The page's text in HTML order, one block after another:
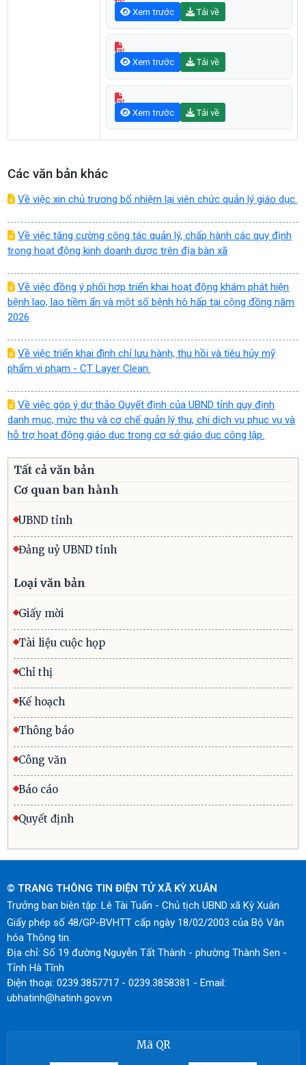
Xem trước Tải về
Xem trước Tải về
Xem trước Tải về
Các văn bản khác
Về việc xin chủ trương bổ nhiệm lại viên chức quản lý giáo dục.
Về việc tăng cường công tác quản lý, chấp hành các quy định
trong hoạt động kinh doanh dược trên địa bàn xã
Về việc đồng ý phối hợp triển khai hoạt động khám phát hiện
bệnh lao, lao tiềm ẩn và một số bệnh hô hấp tại cộng đồng năm
2026
Về việc triển khai đình chỉ lưu hành, thu hồi và tiêu hủy mỹ
phẩm vi phạm - CT Layer Clean.
Về việc góp ý dự thảo Quyết định của UBND tỉnh quy định
danh mục, mức thu và cơ chế quản lý thu, chi dịch vụ phục vụ và
hỗ trợ hoạt động giáo dục trong cơ sở giáo dục công lập.
Tất cả văn bản
Cơ quan ban hành
UBND tỉnh
Đảng uỷ UBND tỉnh
Loại văn bản
Giấy mời
Tài liệu cuộc họp
Chỉ thị
Kế hoạch
Thông báo
Công văn
Báo cáo
Quyết định
© TRANG THÔNG TIN ĐIỆN TỬ XÃ KỲ XUÂN
Trưởng ban biên tập: Lê Tài Tuấn - Chủ tịch UBND xã Kỳ Xuân
Giấy phép số 48/GP-BVHTT cấp ngày 18/02/2003 của Bộ Văn
hóa Thông tin.
Địa chỉ: Số 19 đường Nguyễn Tất Thành - phường Thành Sen -
Tỉnh Hà Tĩnh
Điện thoại: 0239.3857717 - 0239.3858381 - Email:
ubhatinh@hatinh.gov.vn
Mã QR